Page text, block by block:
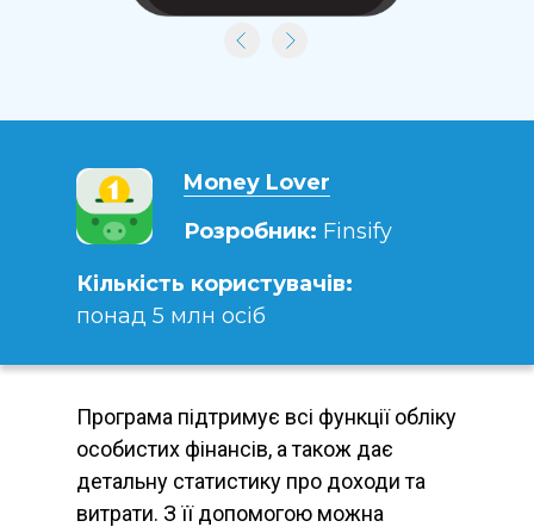
Програма підтримує всі функції обліку
особистих фінансів, а також дає
детальну статистику про доходи та
витрати. З її допомогою можна
Money Lover
Розробник: Finsify
Кількість користувачів:
понад 5 млн осіб